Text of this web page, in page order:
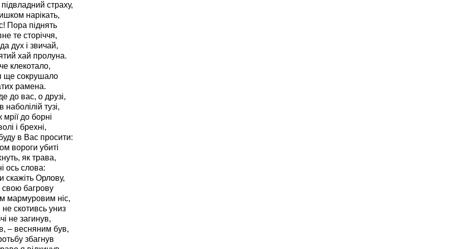
підвладний страху,
нарікать,
Пора піднять
те сторіччя,
дух і звичай,
хай пролуна.
клекотало,
ще сокрушало
рамена.
до вас, о друзі,
наболілій тузі,
до борні
і брехні,
в Вас просити:
вороги убиті
як трава,
ось слова:
скажіть Орлову,
багрову
мармуровим ніс,
скотивсь униз
не загинув,
– весняним був,
збагнув